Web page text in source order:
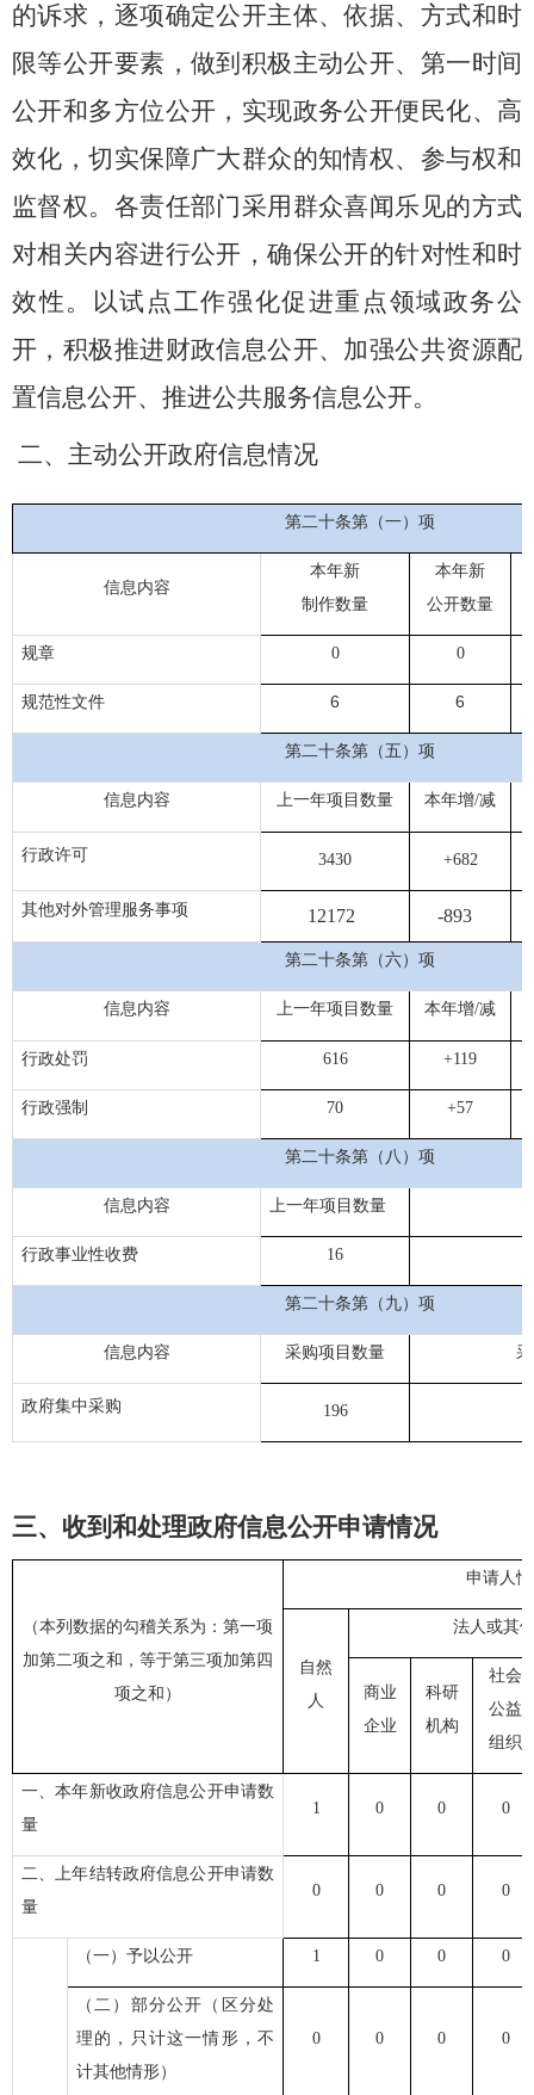
的诉求，逐项确定公开主体、依据、方式和时
限等公开要素，做到积极主动公开、第一时间
公开和多方位公开，实现政务公开便民化、高
效化，切实保障广大群众的知情权、参与权和
监督权。各责任部门采用群众喜闻乐见的方式
对相关内容进行公开，确保公开的针对性和时
效性。以试点工作强化促进重点领域政务公
开，积极推进财政信息公开、加强公共资源配
置信息公开、推进公共服务信息公开。
二、主动公开政府信息情况
第二十条第（一）项
信息内容
本年新
制作数量
本年新
公开数量
规章 0 0
规范性文件 6 6
第二十条第（五）项
信息内容 上一年项目数量 本年增/减
行政许可 3430 +682
其他对外管理服务事项 12172 -893
第二十条第（六）项
信息内容 上一年项目数量 本年增/减
行政处罚 616 +119
行政强制 70 +57
第二十条第（八）项
信息内容 上一年项目数量
行政事业性收费 16
第二十条第（九）项
信息内容 采购项目数量
政府集中采购 196
三、 收到和处理政府信息公开申请情况
（本列数据的勾稽关系为：第一项
加第二项之和，等于第三项加第四
项之和）
申请人
自然
人
法人或其
商业
企业
科研
机构
社会
公益
组织
一、本年新收政府信息公开申请数
量
1 0 0 0
二、上年结转政府信息公开申请数
量
0 0 0 0
（一）予以公开 1 0 0 0
（二）部分公开（区分处
理的，只计这一情形，不
计其他情形）
0 0 0 0